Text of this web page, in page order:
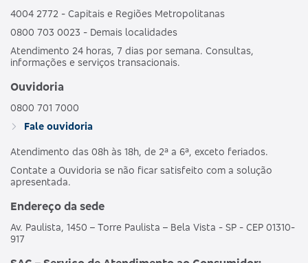
4004 2772 - Capitais e Regiões Metropolitanas
0800 703 0023 - Demais localidades
Atendimento 24 horas, 7 dias por semana. Consultas,
informações e serviços transacionais.
Ouvidoria
0800 701 7000
Fale ouvidoria
Atendimento das 08h às 18h, de 2ª a 6ª, exceto feriados.
Contate a Ouvidoria se não ficar satisfeito com a solução
apresentada.
Endereço da sede
Av. Paulista, 1450 – Torre Paulista – Bela Vista - SP - CEP 01310-
917